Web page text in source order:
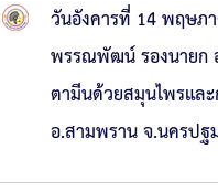
วันอังคารที่ 14 พฤษภ
พรรณพัฒน์ รองนายก
ตามีนด้วยสมุนไพรแล
อ.สามพราน จ.นครปฐ